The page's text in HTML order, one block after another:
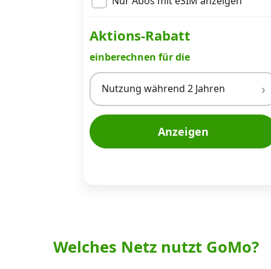
Aktions-Rabatt
einberechnen für die
Nutzung während 2 Jahren
Anzeigen
Welches Netz nutzt GoMo?